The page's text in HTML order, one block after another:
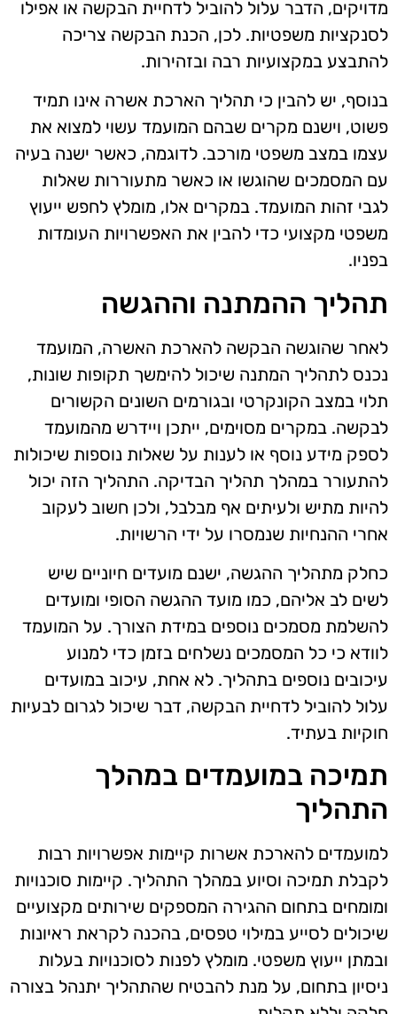
מדויקים, הדבר עלול להוביל לדחיית הבקשה או אפילו
לסנקציות משפטיות. לכן, הכנת הבקשה צריכה
להתבצע במקצועיות רבה ובזהירות.
בנוסף, יש להבין כי תהליך הארכת אשרה אינו תמיד
פשוט, וישנם מקרים שבהם המועמד עשוי למצוא את
עצמו במצב משפטי מורכב. לדוגמה, כאשר ישנה בעיה
עם המסמכים שהוגשו או כאשר מתעוררות שאלות
לגבי זהות המועמד. במקרים אלו, מומלץ לחפש ייעוץ
משפטי מקצועי כדי להבין את האפשרויות העומדות
בפניו.
תהליך ההמתנה וההגשה
לאחר שהוגשה הבקשה להארכת האשרה, המועמד
נכנס לתהליך המתנה שיכול להימשך תקופות שונות,
תלוי במצב הקונקרטי ובגורמים השונים הקשורים
לבקשה. במקרים מסוימים, ייתכן ויידרש מהמועמד
לספק מידע נוסף או לענות על שאלות נוספות שיכולות
להתעורר במהלך תהליך הבדיקה. התהליך הזה יכול
להיות מתיש ולעיתים אף מבלבל, ולכן חשוב לעקוב
אחרי ההנחיות שנמסרו על ידי הרשויות.
כחלק מתהליך ההגשה, ישנם מועדים חיוניים שיש
לשים לב אליהם, כמו מועד ההגשה הסופי ומועדים
להשלמת מסמכים נוספים במידת הצורך. על המועמד
לוודא כי כל המסמכים נשלחים בזמן כדי למנוע
עיכובים נוספים בתהליך. לא אחת, עיכוב במועדים
עלול להוביל לדחיית הבקשה, דבר שיכול לגרום לבעיות
חוקיות בעתיד.
תמיכה במועמדים במהלך
התהליך
למועמדים להארכת אשרות קיימות אפשרויות רבות
לקבלת תמיכה וסיוע במהלך התהליך. קיימות סוכנויות
ומומחים בתחום ההגירה המספקים שירותים מקצועיים
שיכולים לסייע במילוי טפסים, בהכנה לקראת ראיונות
ובמתן ייעוץ משפטי. מומלץ לפנות לסוכנויות בעלות
ניסיון בתחום, על מנת להבטיח שהתהליך יתנהל בצורה